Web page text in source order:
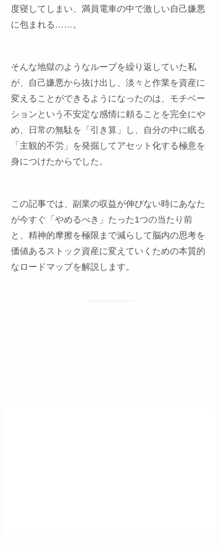
度寝してしまい、満員電車の中で激しい自己嫌悪
に包まれる……。
そんな地獄のようなループを繰り返していた私
が、自己嫌悪から抜け出し、淡々と作業を資産に
変えることができるようになったのは、モチベー
ションという不安定な感情に頼ることを完全にや
め、日常の無駄を「引き算」し、自分の中に眠る
「主観的不労」を発掘してアセット化する極意を
身につけたからでした。
この記事では、副業の収益が伸びない時にあなた
が今すぐ「やめるべき」たった1つの当たり前
と、精神的摩擦を極限まで減らして脳内の思考を
価値あるストック資産に変えていくための本質的
なロードマップを解説します。